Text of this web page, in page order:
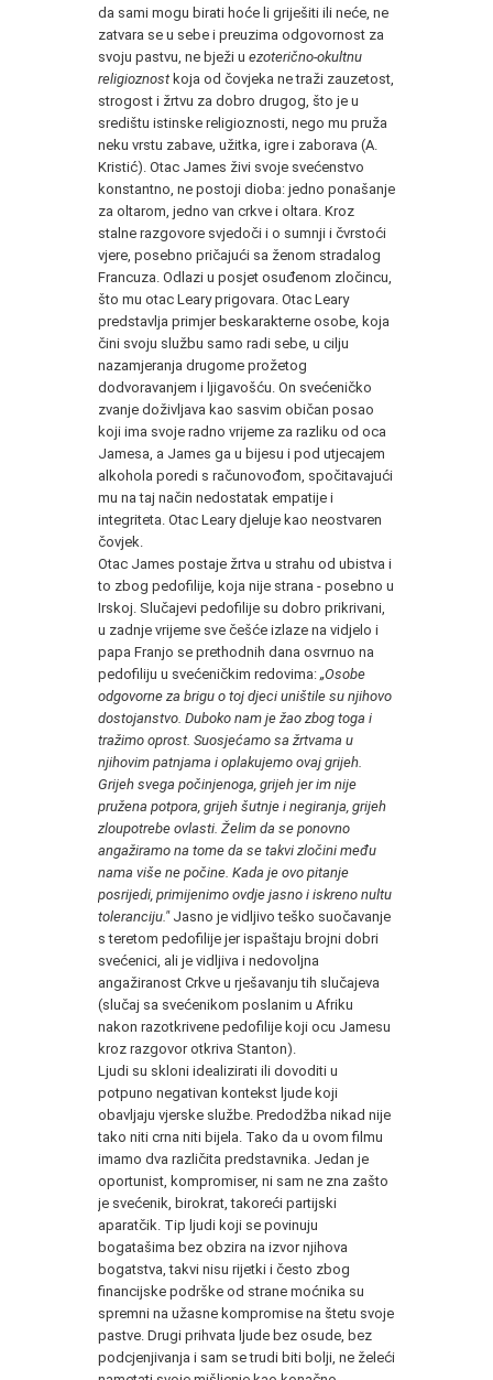
da sami mogu birati hoće li griješiti ili neće, ne
zatvara se u sebe i preuzima odgovornost za
svoju pastvu, ne bježi u ezoterično-okultnu
religioznost koja od čovjeka ne traži zauzetost,
strogost i žrtvu za dobro drugog, što je u
središtu istinske religioznosti, nego mu pruža
neku vrstu zabave, užitka, igre i zaborava (A.
Kristić). Otac James živi svoje svećenstvo
konstantno, ne postoji dioba: jedno ponašanje
za oltarom, jedno van crkve i oltara. Kroz
stalne razgovore svjedoči i o sumnji i čvrstoći
vjere, posebno pričajući sa ženom stradalog
Francuza. Odlazi u posjet osuđenom zločincu,
što mu otac Leary prigovara. Otac Leary
predstavlja primjer beskarakterne osobe, koja
čini svoju službu samo radi sebe, u cilju
nazamjeranja drugome prožetog
dodvoravanjem i ljigavošću. On svećeničko
zvanje doživljava kao sasvim običan posao
koji ima svoje radno vrijeme za razliku od oca
Jamesa, a James ga u bijesu i pod utjecajem
alkohola poredi s računovođom, spočitavajući
mu na taj način nedostatak empatije i
integriteta. Otac Leary djeluje kao neostvaren
čovjek.
Otac James postaje žrtva u strahu od ubistva i
to zbog pedofilije, koja nije strana - posebno u
Irskoj. Slučajevi pedofilije su dobro prikrivani,
u zadnje vrijeme sve češće izlaze na vidjelo i
papa Franjo se prethodnih dana osvrnuo na
pedofiliju u svećeničkim redovima: „Osobe
odgovorne za brigu o toj djeci uništile su njihovo
dostojanstvo. Duboko nam je žao zbog toga i
tražimo oprost. Suosjećamo sa žrtvama u
njihovim patnjama i oplakujemo ovaj grijeh.
Grijeh svega počinjenoga, grijeh jer im nije
pružena potpora, grijeh šutnje i negiranja, grijeh
zloupotrebe ovlasti. Želim da se ponovno
angažiramo na tome da se takvi zločini među
nama više ne počine. Kada je ovo pitanje
posrijedi, primijenimo ovdje jasno i iskreno nultu
toleranciju." Jasno je vidljivo teško suočavanje
s teretom pedofilije jer ispaštaju brojni dobri
svećenici, ali je vidljiva i nedovoljna
angažiranost Crkve u rješavanju tih slučajeva
(slučaj sa svećenikom poslanim u Afriku
nakon razotkrivene pedofilije koji ocu Jamesu
kroz razgovor otkriva Stanton).
Ljudi su skloni idealizirati ili dovoditi u
potpuno negativan kontekst ljude koji
obavljaju vjerske službe. Predodžba nikad nije
tako niti crna niti bijela. Tako da u ovom filmu
imamo dva različita predstavnika. Jedan je
oportunist, kompromiser, ni sam ne zna zašto
je svećenik, birokrat, takoreći partijski
aparatčik. Tip ljudi koji se povinuju
bogatašima bez obzira na izvor njihova
bogatstva, takvi nisu rijetki i često zbog
financijske podrške od strane moćnika su
spremni na užasne kompromise na štetu svoje
pastve. Drugi prihvata ljude bez osude, bez
podcjenjivanja i sam se trudi biti bolji, ne želeći